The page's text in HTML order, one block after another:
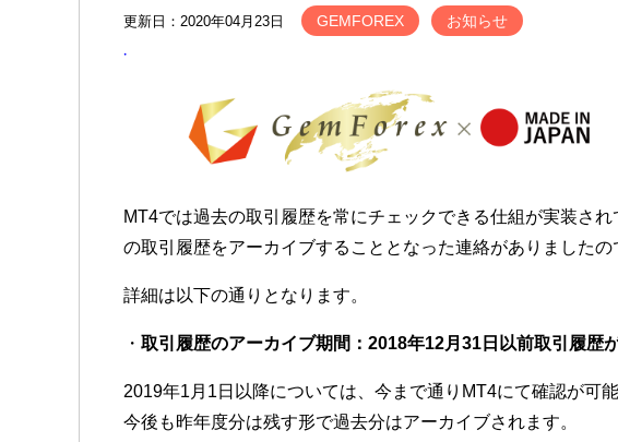
更新日：2020年04月23日 GEMFOREX お知らせ
MT4では過去の取引履歴を常にチェックできる仕組が実装さ
の取引履歴をアーカイブすることとなった連絡がありましたの
詳細は以下の通りとなります。
・ 取引履歴のアーカイブ期間：2018年12月31日以前取引履歴
2019年1月1日以降については、今まで通りMT4にて確認が可能
今後も昨年度分は残す形で過去分はアーカイブされます。